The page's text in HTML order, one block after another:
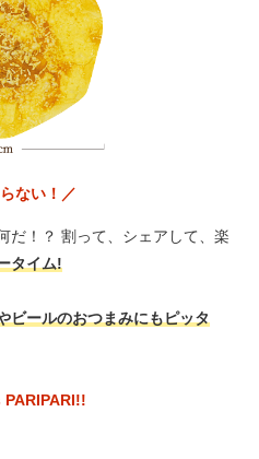
ない！／
だ！？ 割って、シェアして、楽
タイム!
ビールのおつまみにもピッタ